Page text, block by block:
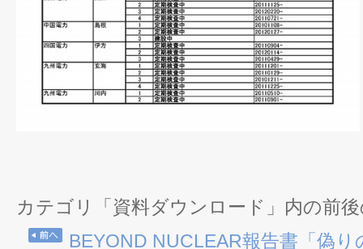
カテゴリ「資料ダウンロード」内の前
BEYOND NUCLEAR報告書「偽